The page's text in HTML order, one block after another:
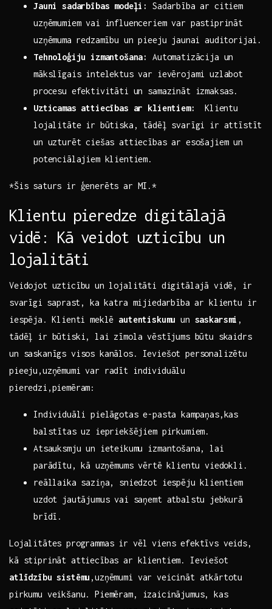
Jauni sadarbības modeļi:
Sadarbība ar ‌citiem
uzņēmumiem vai influenceriem var pastiprināt
uzņēmuma⁤ redzamību un pieeju jaunai auditorijai.
Tehnoloģiju izmantošana:
Automatizācija un
mākslīgais intelektus var ievērojami uzlabot
procesu efektivitāti un samazināt izmaksas.
Uzticamas attiecības ar klientiem:
⁢ Klientu
lojalitāte ir būtiska, tādēļ svarīgi ir attīstīt
un uzturēt ciešas attiecības ar esošajiem un
‌potenciālajiem klientiem.
*Šis saturs ir ģenerēts ar MI.*
Klientu pieredze digitālajā‍
vidē: Kā veidot uzticību ‌un
lojalitāti
Veidojot uzticību un⁣ lojalitāti digitālajā vidē, ir
⁢svarīgi⁢ saprast, ‍ka katra mijiedarbība ar klientu ir
iespēja.⁣ Klienti meklē autentiskumu un saskarsmi ,
tādēļ ‌ir būtiski,⁢ lai zīmola vēstījums būtu‌ skaidrs
un saskanīgs visos kanālos. Ieviešot personalizētu
pieeju,uzņēmumi var radīt individuālu
pieredzi,piemēram:
Individuāli pielāgotas e-pasta kampaņas,kas
balstītas uz iepriekšējiem pirkumiem.
Atsauksmju un ieteikumu‌ izmantošana, lai
parādītu, kā⁤ uzņēmums vērtē klientu‍ viedokli.
reāllaika saziņa, sniedzot iespēju klientiem
uzdot jautājumus vai saņemt atbalstu jebkurā
brīdī.
Lojalitātes programmas ir vēl viens efektīvs veids,
kā stiprināt attiecības ar klientiem. Ieviešot
atlīdzību sistēmu ,uzņēmumi var veicināt atkārtotu
pirkumu veikšanu. ‍Piemēram, izaicinājumus, kas